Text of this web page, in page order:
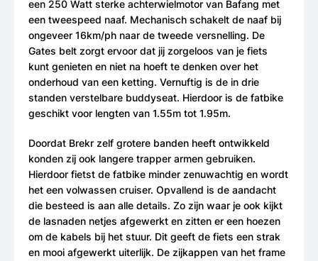
een 250 Watt sterke achterwielmotor van Bafang met
een tweespeed naaf. Mechanisch schakelt de naaf bij
ongeveer 16km/ph naar de tweede versnelling. De
Gates belt zorgt ervoor dat jij zorgeloos van je fiets
kunt genieten en niet na hoeft te denken over het
onderhoud van een ketting. Vernuftig is de in drie
standen verstelbare buddyseat. Hierdoor is de fatbike
geschikt voor lengten van 1.55m tot 1.95m.
Doordat Brekr zelf grotere banden heeft ontwikkeld
konden zij ook langere trapper armen gebruiken.
Hierdoor fietst de fatbike minder zenuwachtig en wordt
het een volwassen cruiser. Opvallend is de aandacht
die besteed is aan alle details. Zo zijn waar je ook kijkt
de lasnaden netjes afgewerkt en zitten er een hoezen
om de kabels bij het stuur. Dit geeft de fiets een strak
en mooi afgewerkt uiterlijk. De zijkappen van het frame